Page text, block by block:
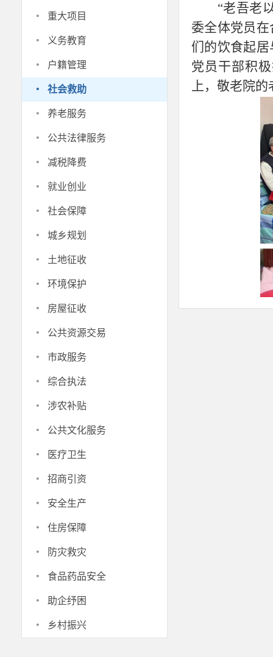
· 重大项目
· 义务教育
· 户籍管理
· 社会救助
· 养老服务
· 公共法律服务
· 减税降费
· 就业创业
· 社会保障
· 城乡规划
· 土地征收
· 环境保护
· 房屋征收
· 公共资源交易
· 市政服务
· 综合执法
· 涉农补贴
· 公共文化服务
· 医疗卫生
· 招商引资
· 安全生产
· 住房保障
· 防灾救灾
· 食品药品安全
· 助企纾困
· 乡村振兴
“老吾老
委全体党员
们的饮食起
党员干部积
上，敬老院